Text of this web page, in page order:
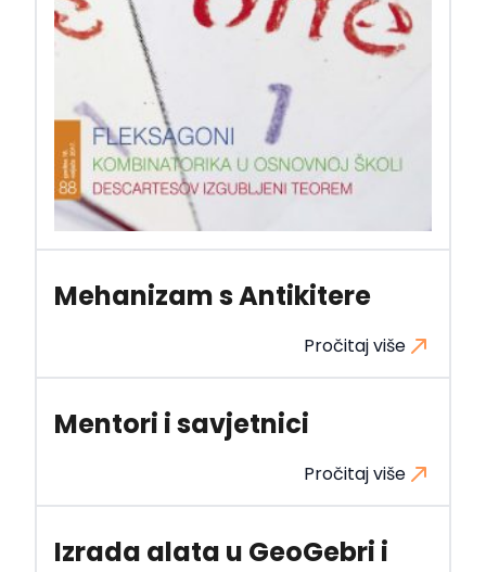
Mehanizam s Antikitere
Pročitaj više
Mentori i savjetnici
Pročitaj više
Izrada alata u GeoGebri i